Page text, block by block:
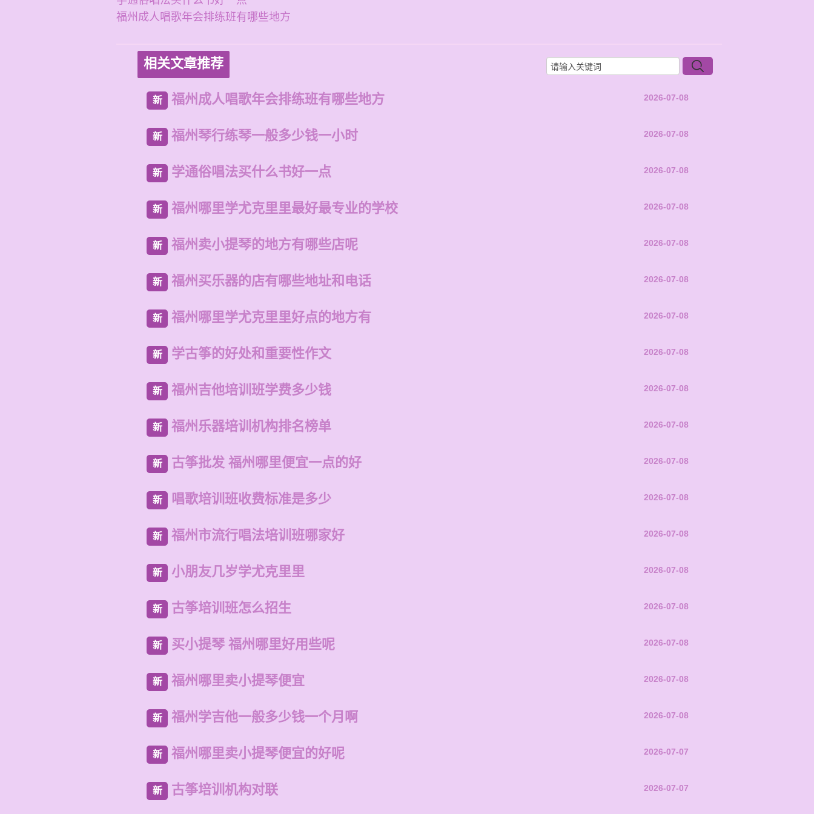
福州成人唱歌年会排练班有哪些地方
相关文章推荐
新 福州成人唱歌年会排练班有哪些地方 2026-07-08
新 福州琴行练琴一般多少钱一小时 2026-07-08
新 学通俗唱法买什么书好一点 2026-07-08
新 福州哪里学尤克里里最好最专业的学校 2026-07-08
新 福州卖小提琴的地方有哪些店呢 2026-07-08
新 福州买乐器的店有哪些地址和电话 2026-07-08
新 福州哪里学尤克里里好点的地方有 2026-07-08
新 学古筝的好处和重要性作文 2026-07-08
新 福州吉他培训班学费多少钱 2026-07-08
新 福州乐器培训机构排名榜单 2026-07-08
新 古筝批发 福州哪里便宜一点的好 2026-07-08
新 唱歌培训班收费标准是多少 2026-07-08
新 福州市流行唱法培训班哪家好 2026-07-08
新 小朋友几岁学尤克里里 2026-07-08
新 古筝培训班怎么招生 2026-07-08
新 买小提琴 福州哪里好用些呢 2026-07-08
新 福州哪里卖小提琴便宜 2026-07-08
新 福州学吉他一般多少钱一个月啊 2026-07-08
新 福州哪里卖小提琴便宜的好呢 2026-07-07
新 古筝培训机构对联 2026-07-07